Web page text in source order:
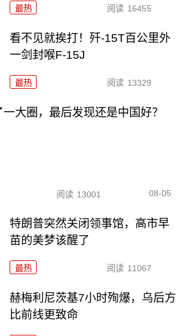
最热 阅读 16455
看不见就挨打！歼-15T百公里外
一剑封喉F-15J
最热 阅读 13329
大圈，最后发现还是中国好？
阅读 13001 08-05
特朗普突然关闭领事馆，高市早
苗的美梦该醒了
最热 阅读 11067
赫梅利尼茨基7小时殉爆，乌后方
比前线更致命